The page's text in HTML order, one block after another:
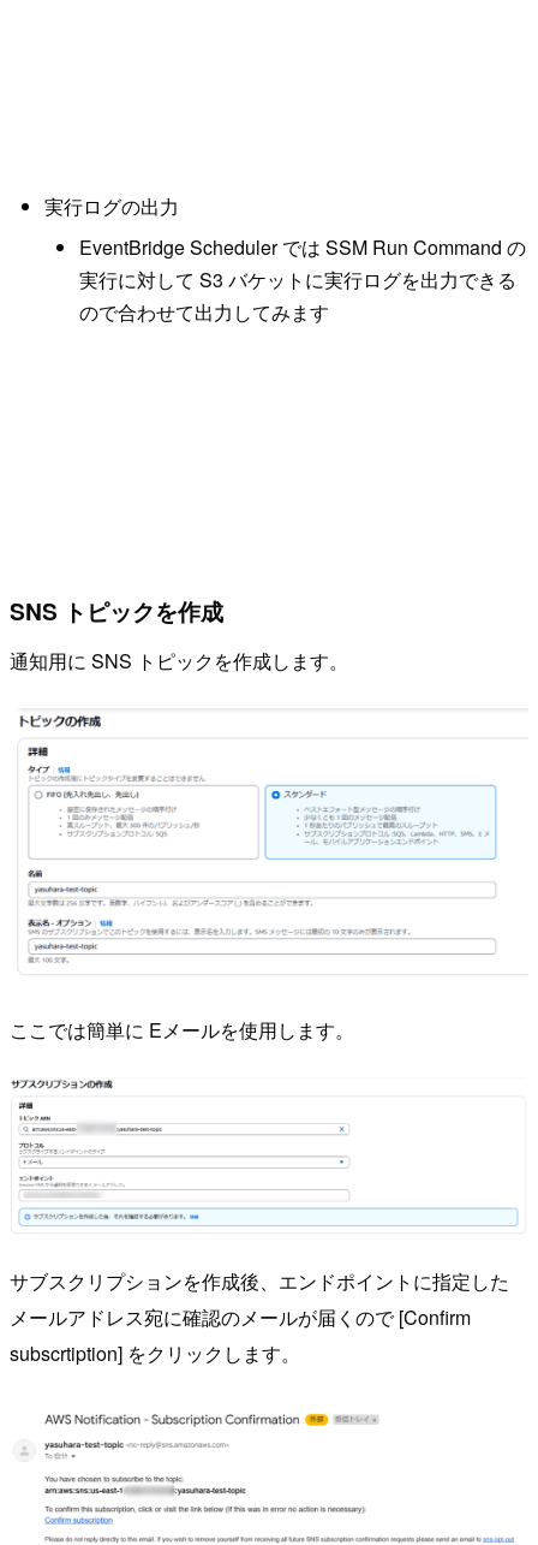
実行ログの出力
EventBridge Scheduler では SSM Run Command の
実行に対して S3 バケットに実行ログを出力できる
ので合わせて出力してみます
SNS トピックを作成
通知用に SNS トピックを作成します。
ここでは簡単に Eメールを使用します。
サブスクリプションを作成後、エンドポイントに指定した
メールアドレス宛に確認のメールが届くので [Confirm
subscrtiption] をクリックします。